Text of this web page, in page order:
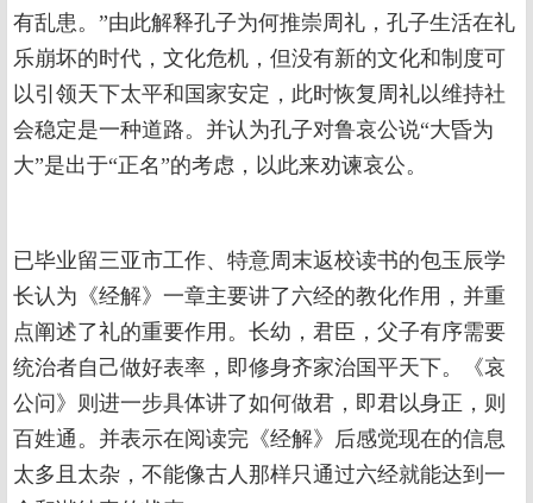
有乱患。”由此解释孔子为何推崇周礼，孔子生活在礼
乐崩坏的时代，文化危机，但没有新的文化和制度可
以引领天下太平和国家安定，此时恢复周礼以维持社
会稳定是一种道路。并认为孔子对鲁哀公说“大昏为
大”是出于“正名”的考虑，以此来劝谏哀公。
已毕业留三亚市工作、特意周末返校读书的包玉辰学
长认为《经解》一章主要讲了六经的教化作用，并重
点阐述了礼的重要作用。长幼，君臣，父子有序需要
统治者自己做好表率，即修身齐家治国平天下。《哀
公问》则进一步具体讲了如何做君，即君以身正，则
百姓通。并表示在阅读完《经解》后感觉现在的信息
太多且太杂，不能像古人那样只通过六经就能达到一